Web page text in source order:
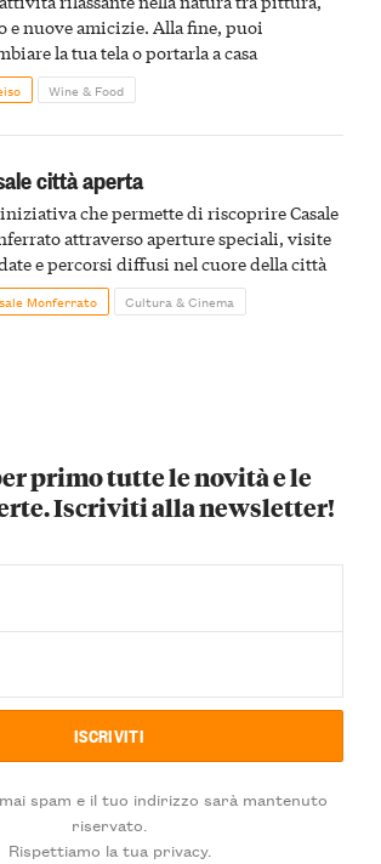
e nuove amicizie. Alla fine, puoi
la tua tela o portarla a casa
Wine & Food
città aperta
che permette di riscoprire Casale
attraverso aperture speciali, visite
e percorsi diffusi nel cuore della città
Monferrato Cultura & Cinema
primo tutte le novità e le
Iscriviti alla newsletter!
spam e il tuo indirizzo sarà mantenuto
riservato.
Rispettiamo la tua privacy.